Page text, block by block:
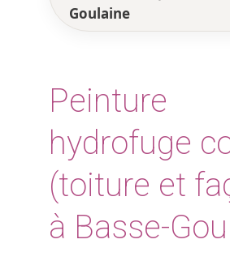
Goulaine
Peinture
hydrofuge
(toiture et
à Basse-